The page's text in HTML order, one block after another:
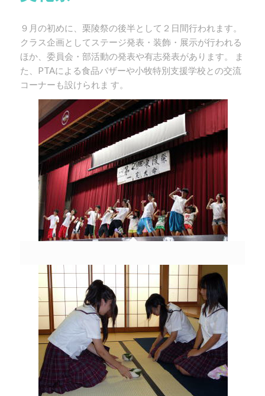
９月の初めに、栗陵祭の後半として２日間行われます。
クラス企画としてステージ発表・装飾・展示が行われる
ほか、委員会・部活動の発表や有志発表があります。 ま
た、PTAによる食品バザーや小牧特別支援学校との交流
コーナーも設けられま す。